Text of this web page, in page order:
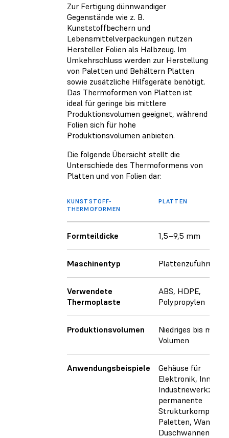
Zur Fertigung dünnwandiger
Gegenstände wie z. B.
Kunststoffbechern und
Lebensmittelverpackungen nutzen
Hersteller Folien als Halbzeug. Im
Umkehrschluss werden zur Herstellung
von Paletten und Behältern Platten
sowie zusätzliche Hilfsgeräte benötigt.
Das Thermoformen von Platten ist
ideal für geringe bis mittlere
Produktionsvolumen geeignet, während
Folien sich für hohe
Produktionsvolumen anbieten.
Die folgende Übersicht stellt die
Unterschiede des Thermoformens von
Platten und von Folien dar:
KUNSTSTOFF-
THERMOFORMEN
PLATTEN
Formteildicke 1,5–9,5 mm
Maschinentyp Plattenzuführung
Verwendete
Thermoplaste
ABS, HDPE,
Polypropylen
Produktionsvolumen
Niedriges bis
Volumen
Anwendungsbeispiele
Gehäuse für
Elektronik,
permanente
Paletten, Wannen,
Duschwannen,